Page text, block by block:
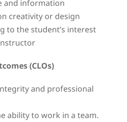
and information
creativity or design
to the student’s interest
(CLOs)
and professional
ability to work in a team.